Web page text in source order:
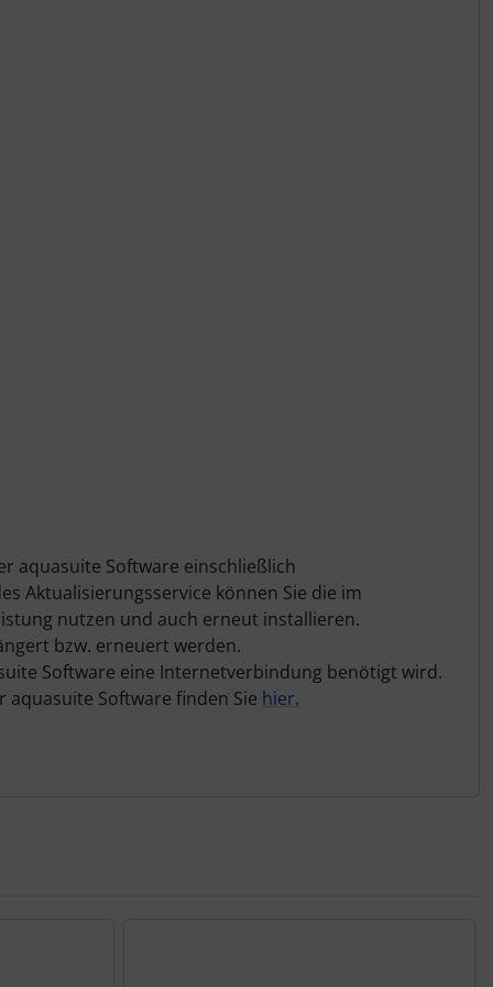
aquasuite Software einschließlich
Aktualisierungsservice können Sie die im
nutzen und auch erneut installieren.
bzw. erneuert werden.
Software eine Internetverbindung benötigt wird.
Software finden Sie hier.